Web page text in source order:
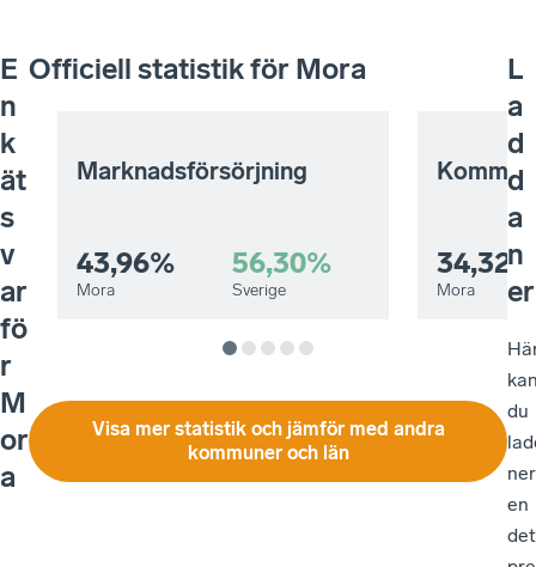
E
n
k
ät
s
v
ar
fö
r
M
or
a
Officiell statistik för Mora
Marknadsförsörjning
43,96%
Mora
56,30%
Sverige
34,32%
Mora
Visa mer statistik och jämför med andra
kommuner och län
L
a
d
d
a
n
er
du
ner
en